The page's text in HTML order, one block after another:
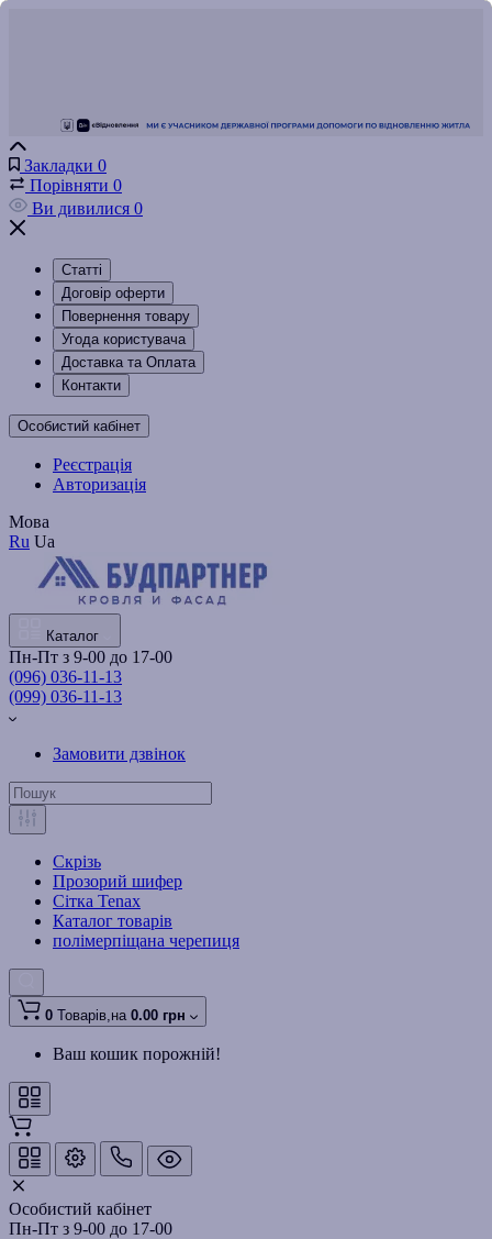
Закладки 0
Порівняти 0
Ви дивилися 0
Статті
Договір оферти
Повернення товару
Угода користувача
Доставка та Оплата
Контакти
Особистий кабінет
Реєстрація
Авторизація
Мова
Ru Ua
Каталог
Пн-Пт з 9-00 до 17-00
(096) 036-11-13
(099) 036-11-13
Замовити дзвінок
Скрізь
Прозорий шифер
Сітка Tenax
Каталог товарів
полімерпіщана черепиця
0 Товарів,на 0.00 грн
Ваш кошик порожній!
Особистий кабінет
Пн-Пт з 9-00 до 17-00